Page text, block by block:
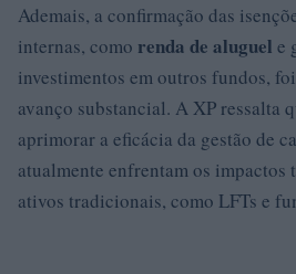
Ademais, a confirmação das
internas, como renda de aluguel e
investimentos em outros fundos,
avanço substancial. A XP ressalta
aprimorar a eficácia da gestão de
atualmente enfrentam os impactos
ativos tradicionais, como LFTs e